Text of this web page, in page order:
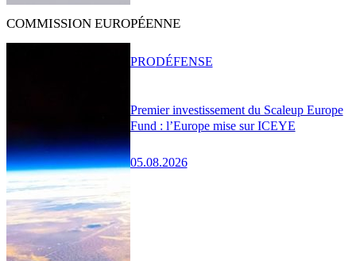
COMMISSION EUROPÉENNE
Premier investissement du Scaleup Europe
Fund : l’Europe mise sur ICEYE
05.08.2026
PRODÉFENSE